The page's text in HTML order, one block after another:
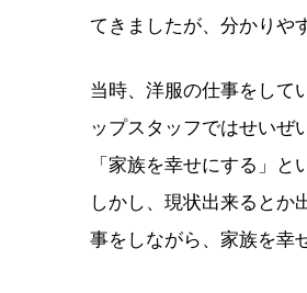
てきましたが、分かりや
当時、洋服の仕事をして
ップスタッフではせいぜ
「家族を幸せにする」と
しかし、現状出来るとか
事をしながら、家族を幸